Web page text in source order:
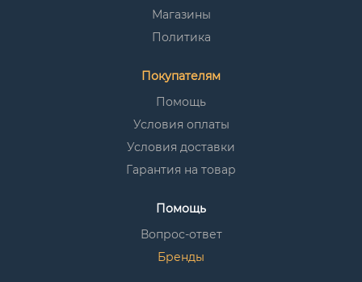
Магазины
Политика
Покупателям
Помощь
Условия оплаты
Условия доставки
Гарантия на товар
Помощь
Вопрос-ответ
Бренды